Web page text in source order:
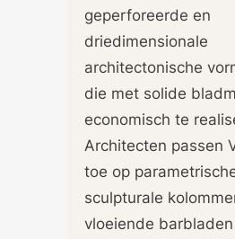
geperforeerde en
driedimensionale
architectonische
die met solide
economisch te
Architecten passen
toe op
sculpturale
vloeiende